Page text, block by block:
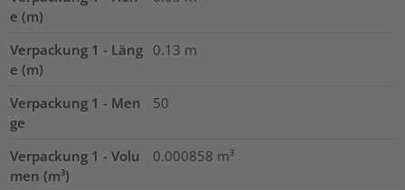
e (m)
Verpackung 1 - Läng
e (m)
0.13 m
Verpackung 1 - Men
ge
50
Verpackung 1 - Volu
men (m³)
0.000858 m³